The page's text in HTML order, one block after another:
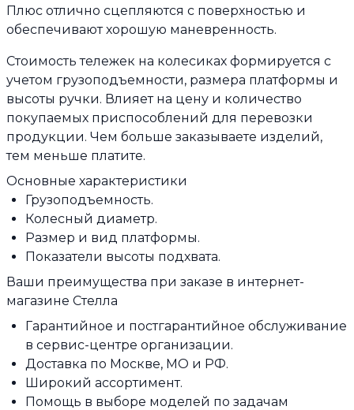
Плюс отлично сцепляются с поверхностью и
обеспечивают хорошую маневренность.
Стоимость тележек на колесиках формируется с
учетом грузоподъемности, размера платформы и
высоты ручки. Влияет на цену и количество
покупаемых приспособлений для перевозки
продукции. Чем больше заказываете изделий,
тем меньше платите.
Основные характеристики
Грузоподъемность.
Колесный диаметр.
Размер и вид платформы.
Показатели высоты подхвата.
Ваши преимущества при заказе в интернет-
магазине Стелла
Гарантийное и постгарантийное обслуживание
в сервис-центре организации.
Доставка по Москве, МО и РФ.
Широкий ассортимент.
Помощь в выборе моделей по задачам